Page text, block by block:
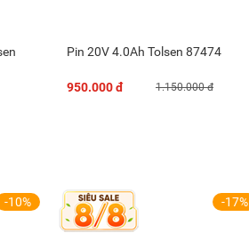
Pin 20V 4.0Ah Tolsen 87474
950.000 đ 1.150.000 đ
-10% -17%